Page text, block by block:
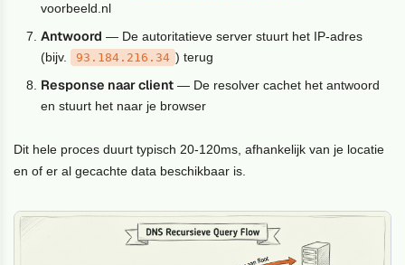
voorbeeld.nl
Antwoord — De autoritatieve server stuurt het IP-adres
(bijv.
93.184.216.34 ) terug
Response naar client — De resolver cachet het antwoord
en stuurt het naar je browser
Dit hele proces duurt typisch 20-120ms, afhankelijk van je locatie
en of er al gecachte data beschikbaar is.